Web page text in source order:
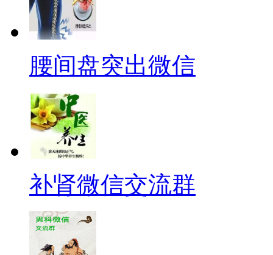
腰间盘突出微信
补肾微信交流群